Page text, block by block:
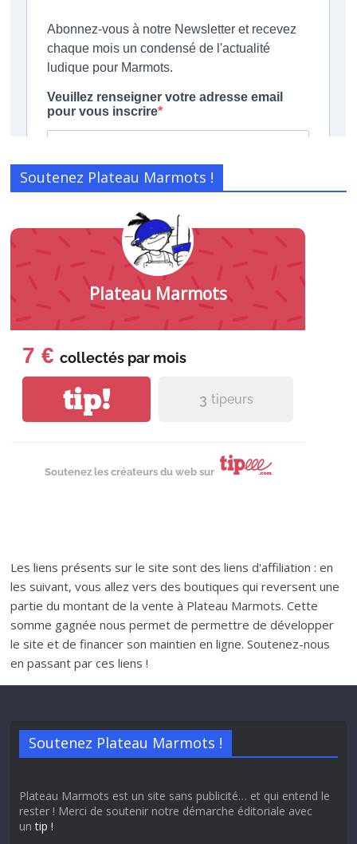
Soutenez Plateau Marmots !
Plateau Marmots
7 € collectés par mois
tip! 3 tipeurs
Soutenez les créateurs du web sur
Les liens présents sur le site sont des liens d'affiliation : en
les suivant, vous allez vers des boutiques qui reversent une
partie du montant de la vente à Plateau Marmots. Cette
somme gagnée nous permet de permettre de développer
le site et de financer son maintien en ligne. Soutenez-nous
en passant par ces liens !
Soutenez Plateau Marmots !
Plateau Marmots est un site sans publicité… et qui entend le
rester ! Merci de soutenir notre démarche éditoriale avec
untip !